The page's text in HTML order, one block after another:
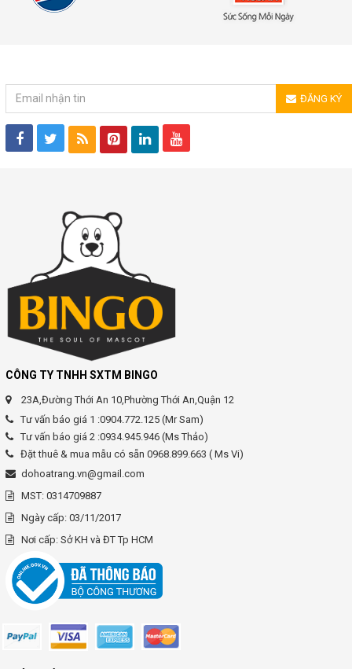
ĐĂNG KÝ
CÔNG TY TNHH SXTM BINGO
23A,Đường Thới An 10,Phường Thới An,Quận 12
Tư vấn báo giá 1 :0904.772.125 (Mr Sam)
Tư vấn báo giá 2 :0934.945.946 (Ms Thảo)
Đặt thuê & mua mẫu có sẵn 0968.899.663 ( Ms Vi)
dohoatrang.vn@gmail.com
MST: 0314709887
Ngày cấp: 03/11/2017
Nơi cấp: Sở KH và ĐT Tp HCM